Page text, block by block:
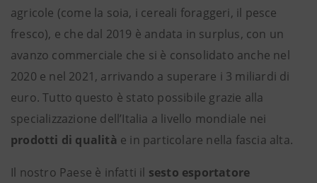
agricole (come la soia, i cereali foraggeri, il pesce
fresco), e che dal 2019 è andata in surplus, con un
avanzo commerciale che si è consolidato anche nel
2020 e nel 2021, arrivando a superare i 3 miliardi di
euro. Tutto questo è stato possibile grazie alla
specializzazione dell’Italia a livello mondiale nei
prodotti di qualità e in particolare nella fascia alta.
Il nostro Paese è infatti il sesto esportatore